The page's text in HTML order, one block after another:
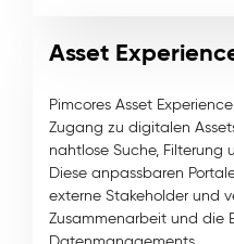
Asset
Pimcores Asset
Zugang zu digitalen
nahtlose Suche, Filterung
Diese anpassbaren
externe Stakeholder und
Zusammenarbeit und die